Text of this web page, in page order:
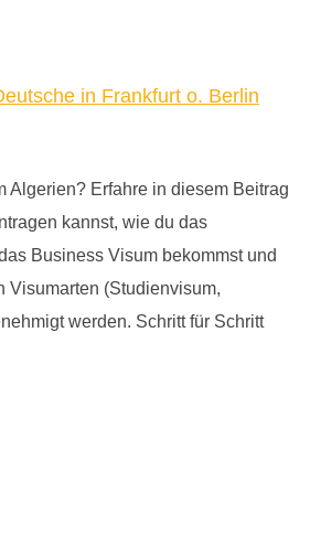
in Frankfurt o. Berlin
Algerien? Erfahre in diesem Beitrag
kannst, wie du das
Business Visum bekommst und
Visumarten (Studienvisum,
werden. Schritt für Schritt